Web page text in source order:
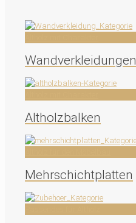
Wandverkleidungen
Altholzbalken
Mehrschichtplatten